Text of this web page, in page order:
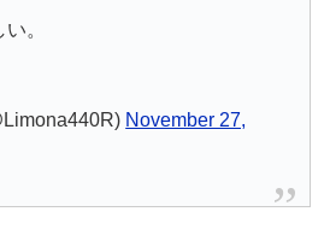
。
November 27,